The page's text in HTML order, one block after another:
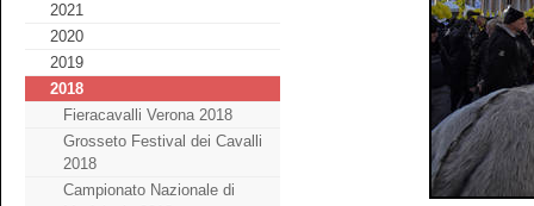
2021
2020
2019
2018
Fieracavalli Verona 2018
Grosseto Festival dei Cavalli
2018
Campionato Nazionale di